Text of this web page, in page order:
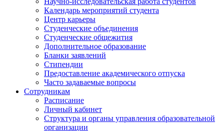
Календарь мероприятий студента
Центр карьеры
Студенческие объединения
Студенческие общежития
Дополнительное образование
Бланки заявлений
Стипендии
Предоставление академического отпуска
Часто задаваемые вопросы
Сотрудникам
Расписание
Личный кабинет
Структура и органы управления образовательной
организации